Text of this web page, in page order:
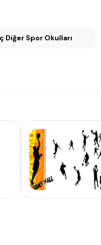
Diğer Spor Okulları